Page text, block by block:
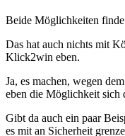
Beide Möglichkeiten
Das hat auch nichts mit
Klick2win eben.
Ja, es machen, wegen
eben die Möglichkeit sich
Gibt da auch ein paar
es mit an Sicherheit